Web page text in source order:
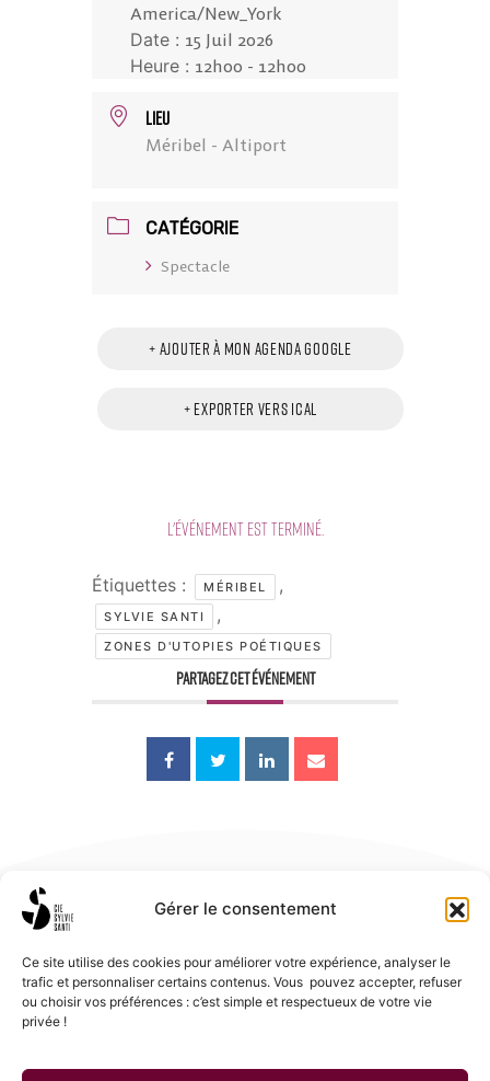
Gérer le consentement
Ce site utilise des cookies pour améliorer votre expérience, analyser le
trafic et personnaliser certains contenus. Vous pouvez accepter, refuser
ou choisir vos préférences : c’est simple et respectueux de votre vie
privée !
America/New_York
Date : 15 Juil 2026
Heure : 12h00 - 12h00
LIEU
Méribel - Altiport
CATÉGORIE
Spectacle
+ Ajouter à mon Agenda Google
+ Exporter vers iCal
L'événement est terminé.
Étiquettes : MÉRIBEL ,
SYLVIE SANTI ,
ZONES D'UTOPIES POÉTIQUES
PARTAGEZ CET ÉVÉNEMENT